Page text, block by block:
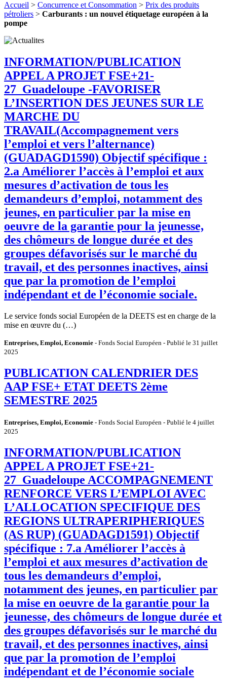
Accueil > Concurrence et Consommation > Prix des produits
pétroliers > Carburants : un nouvel étiquetage européen à la
pompe
INFORMATION/PUBLICATION
APPEL A PROJET FSE+21-
27_Guadeloupe -FAVORISER
L’INSERTION DES JEUNES SUR LE
MARCHE DU
TRAVAIL(Accompagnement vers
l’emploi et vers l’alternance)
(GUADAGD1590) Objectif spécifique :
2.a Améliorer l’accès à l’emploi et aux
mesures d’activation de tous les
demandeurs d’emploi, notamment des
jeunes, en particulier par la mise en
oeuvre de la garantie pour la jeunesse,
des chômeurs de longue durée et des
groupes défavorisés sur le marché du
travail, et des personnes inactives, ainsi
que par la promotion de l’emploi
indépendant et de l’économie sociale.
Le service fonds social Européen de la DEETS est en charge de la
mise en œuvre du (…)
Entreprises, Emploi, Economie - Fonds Social Européen - Publié le 31 juillet
2025
PUBLICATION CALENDRIER DES
AAP FSE+ ETAT DEETS 2ème
SEMESTRE 2025
Entreprises, Emploi, Economie - Fonds Social Européen - Publié le 4 juillet
2025
INFORMATION/PUBLICATION
APPEL A PROJET FSE+21-
27_Guadeloupe ACCOMPAGNEMENT
RENFORCE VERS L’EMPLOI AVEC
L’ALLOCATION SPECIFIQUE DES
REGIONS ULTRAPERIPHERIQUES
(AS RUP) (GUADAGD1591) Objectif
spécifique : 7.a Améliorer l’accès à
l’emploi et aux mesures d’activation de
tous les demandeurs d’emploi,
notamment des jeunes, en particulier par
la mise en oeuvre de la garantie pour la
jeunesse, des chômeurs de longue durée et
des groupes défavorisés sur le marché du
travail, et des personnes inactives, ainsi
que par la promotion de l’emploi
indépendant et de l’économie sociale